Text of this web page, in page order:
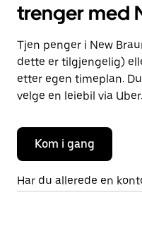
trenger med
Tjen penger i New
dette er tilgjengelig)
etter egen timeplan.
velge en leiebil via Uber.
Kom i gang
Har du allerede en